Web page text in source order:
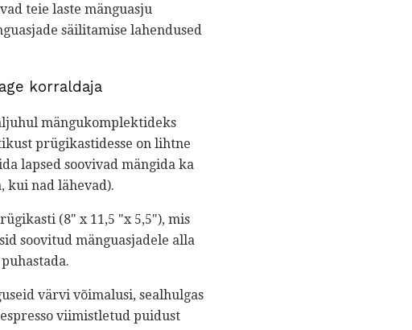
teie laste mänguasju
säilitamise lahendused
korraldaja
mängukomplektideks
prügikastidesse on lihtne
lapsed soovivad mängida ka
kui nad lähevad).
(8" x 11,5 "x 5,5"), mis
soovitud mänguasjadele alla
värvi võimalusi, sealhulgas
viimistletud puidust